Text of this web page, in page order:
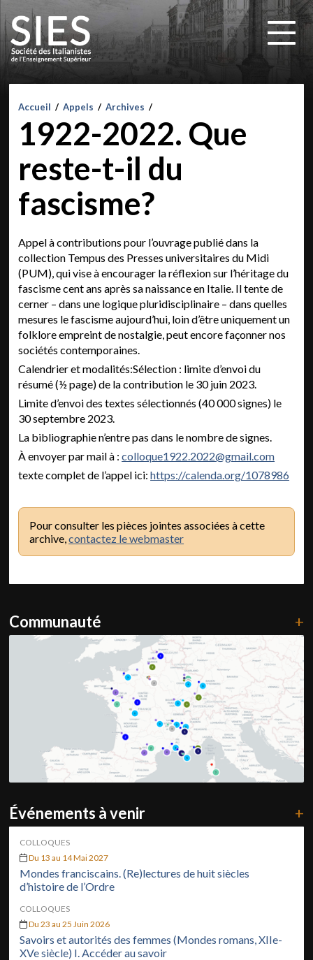
Accueil / Appels / Archives /
1922-2022. Que
reste-t-il du
fascisme?
Appel à contributions pour l’ouvrage publié dans la
collection Tempus des Presses universitaires du Midi
(PUM), qui vise à encourager la réflexion sur l’héritage du
fascisme cent ans après sa naissance en Italie. Il tente de
cerner – dans une logique pluridisciplinaire – dans quelles
mesures le fascisme aujourd’hui, loin d’être uniquement un
folklore empreint de nostalgie, peut encore façonner nos
sociétés contemporaines.
Calendrier et modalités:Sélection : limite d’envoi du
résumé (½ page) de la contribution le 30 juin 2023.
Limite d’envoi des textes sélectionnés (40 000 signes) le
30 septembre 2023.
La bibliographie n’entre pas dans le nombre de signes.
À envoyer par mail à :colloque1922.2022@gmail.com
texte complet de l’appel ici:https://calenda.org/1078986
Pour consulter les pièces jointes associées à cette
archive,contactez le webmaster
Communauté +
Événements à venir +
COLLOQUES
Du 13 au 14 Mai 2027
Mondes franciscains. (Re)lectures de huit siècles
d’histoire de l’Ordre
COLLOQUES
Du 23 au 25 Juin 2026
Savoirs et autorités des femmes (Mondes romans, XIIe-
XVe siècle) I. Accéder au savoir